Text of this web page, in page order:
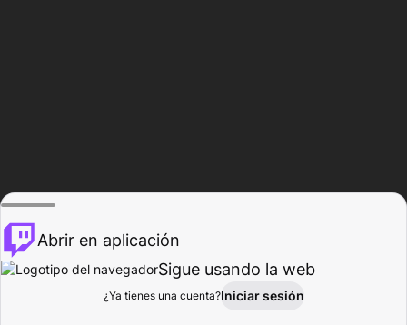
Explorar Actividad
Abrir en aplicación
Sigue usando la web
¿Ya tienes una cuenta?Iniciar sesión